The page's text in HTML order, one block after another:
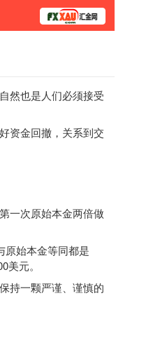
然也是人们必须接受
资金回撤，关系到交
一次原始本金两倍做
始本金等同都是
元。
持一颗严谨、谨慎的